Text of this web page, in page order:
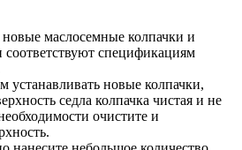
новые маслосемные колпачки и
соответствуют спецификациям
устанавливать новые колпачки,
седла колпачка чистая и не
очистите и